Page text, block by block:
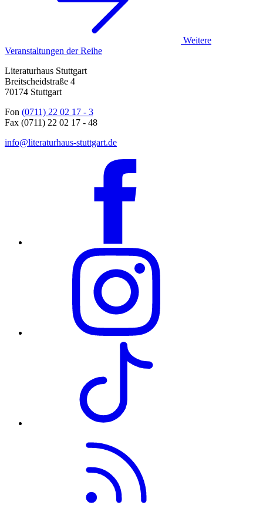
Weitere
Veranstaltungen der Reihe
Literaturhaus Stuttgart
Breitscheidstraße 4
70174 Stuttgart
Fon (0711) 22 02 17 - 3
Fax (0711) 22 02 17 - 48
info@literaturhaus-stuttgart.de